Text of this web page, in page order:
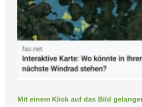
Mit einem Klick auf das Bild